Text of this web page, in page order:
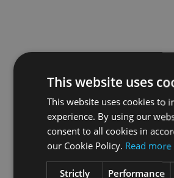
This website uses
This website uses cookies to
experience. By using our
consent to all cookies in
our Cookie Policy. Read more
Strictly
Performance